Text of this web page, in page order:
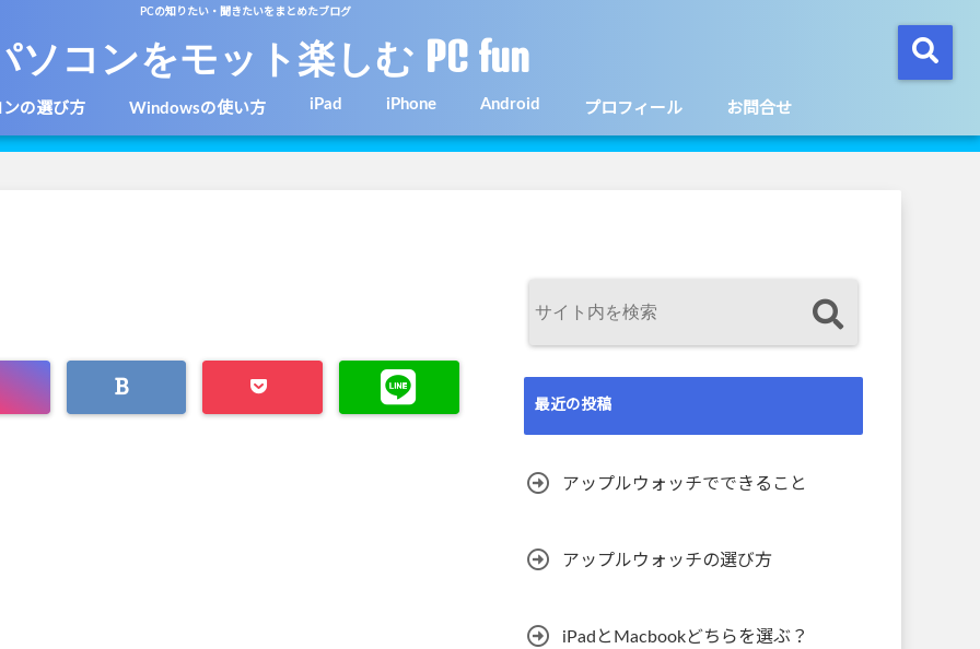
PCの知りたい・聞きたいをまとめたブログ
ソコンをモット楽しむ PC fun
の選び方 Windowsの使い方 iPad iPhone Android プロフィール お問合せ
最近の投稿
アップルウォッチでできること
アップルウォッチの選び方
iPadとMacbookどちらを選ぶ？